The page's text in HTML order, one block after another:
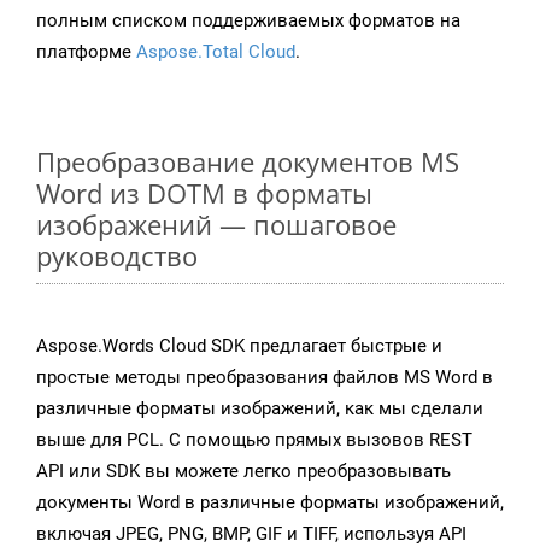
полным списком поддерживаемых форматов на
платформе Aspose.Total Cloud.
Преобразование документов MS
Word из DOTM в форматы
изображений — пошаговое
руководство
Aspose.Words Cloud SDK предлагает быстрые и
простые методы преобразования файлов MS Word в
различные форматы изображений, как мы сделали
выше для PCL. С помощью прямых вызовов REST
API или SDK вы можете легко преобразовывать
документы Word в различные форматы изображений,
включая JPEG, PNG, BMP, GIF и TIFF, используя API